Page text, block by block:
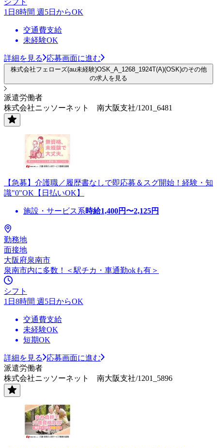
1日8時間 週5日からOK
交通費支給
未経験OK
詳細を見る 応募画面に進む
株式会社フェローズ(au未経験)OSK_A_1268_1924T(A)(OSK)のその他
の求人を見る
派遣労働者
株式会社ニッソーネット 南大阪支社/1201_6481
【急募】介護職／履歴書なしで即応募＆スグ開始！経験・知
識"0"OK【日払いOK】
施設・サービス系時給1,400円〜2,125円
勤務地
面接地
大阪府泉南市
泉南市内に多数！＜駅チカ・車通勤okも有＞
シフト
1日8時間 週5日からOK
交通費支給
未経験OK
短期OK
詳細を見る
応募画面に進む
派遣労働者
株式会社ニッソーネット 南大阪支社/1201_5896